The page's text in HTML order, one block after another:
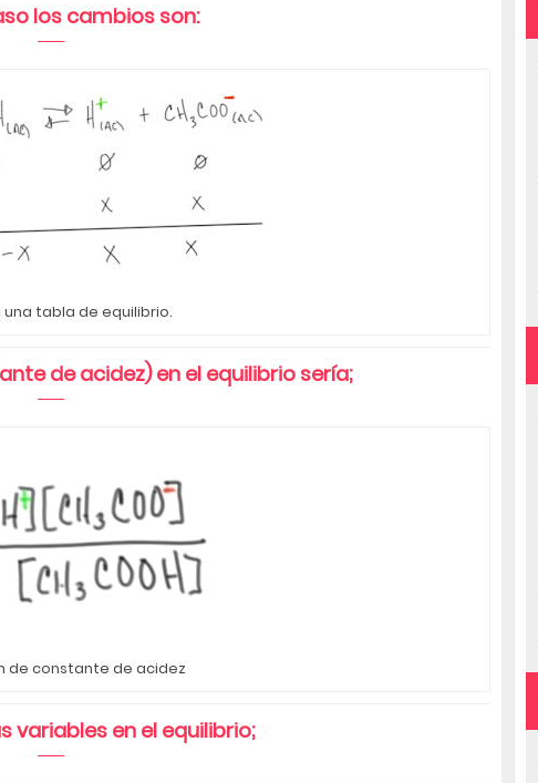
los cambios son:
una tabla de equilibrio.
de acidez) en el equilibrio sería;
de constante de acidez
variables en el equilibrio;